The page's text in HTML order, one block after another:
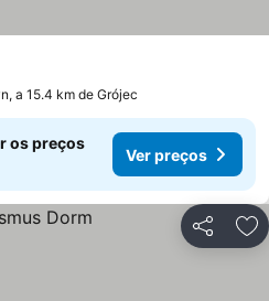
a 15.4 km de Grójec
os preços
Ver preços
Partilhar